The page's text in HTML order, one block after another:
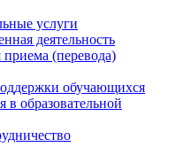
услуги
деятельность
(перевода)
обучающихся
в образовательной